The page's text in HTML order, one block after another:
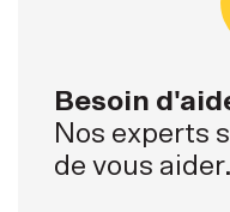
Besoin
Nos experts
de vous aider.